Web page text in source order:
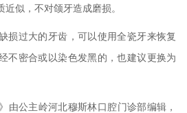
似，不对颌牙造成磨损。
过大的牙齿，可以使用全瓷牙来恢复
不密合或以染色发黑的，也建议更换为
由公主岭河北穆斯林口腔门诊部编辑，